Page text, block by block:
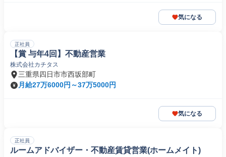
気になる
正社員
【賞 与年4回】不動産営業
株式会社カチタス
三重県四日市市西坂部町
月給27万6000円～37万5000円
気になる
正社員
ルームアドバイザー・不動産賃貸営業(ホームメイト)